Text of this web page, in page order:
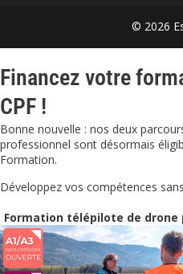
© 2026
Financez votre
CPF !
Bonne nouvelle : nos deux
professionnel sont désormais
Formation.
Développez vos compétences
Formation télépilote de drone